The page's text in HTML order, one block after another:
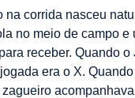
corrida nasceu
no meio de campo
receber. Quando
era o X.